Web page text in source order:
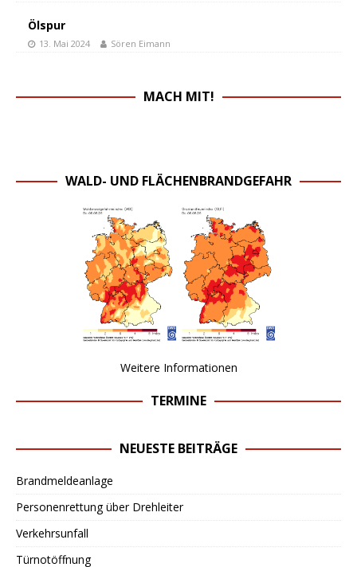
Ölspur
13. Mai 2024 Sören Eimann
MACH MIT!
WALD- UND FLÄCHENBRANDGEFAHR
Weitere Informationen
TERMINE
NEUESTE BEITRÄGE
Brandmeldeanlage
Personenrettung über Drehleiter
Verkehrsunfall
Türnotöffnung